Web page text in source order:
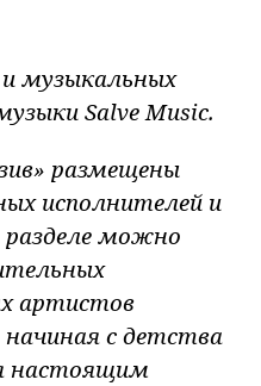
музыкальных
Salve Music.
размещены
исполнителей и
можно
артистов
с детства
настоящим